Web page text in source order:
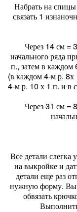
Набрать на
связать 1
Через 14 см =
начального ряда
п., затем в
(в каждом 4-м р.
4-м р. 10 х 1 п. и в
Через 31 см =
Все детали слегка
на выкройке и
детали еще раз
нужную форму.
обвязать